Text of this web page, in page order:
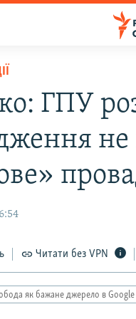
ГПУ
Читати без VPN
як бажане джерело в Google